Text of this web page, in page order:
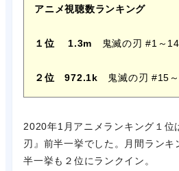
アニメ視聴数ランキング
１位 1.3m 鬼滅の刃 #1～
２位 972.1k 鬼滅の刃 #15
2020年1月アニメランキング１
刃』前半一挙でした。月間ラン
半一挙も２位にランクイン。